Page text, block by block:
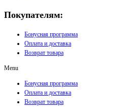
Покупателям:
Бонусная программа
Оплата и доставка
Возврат товара
Menu
Бонусная программа
Оплата и доставка
Возврат товара